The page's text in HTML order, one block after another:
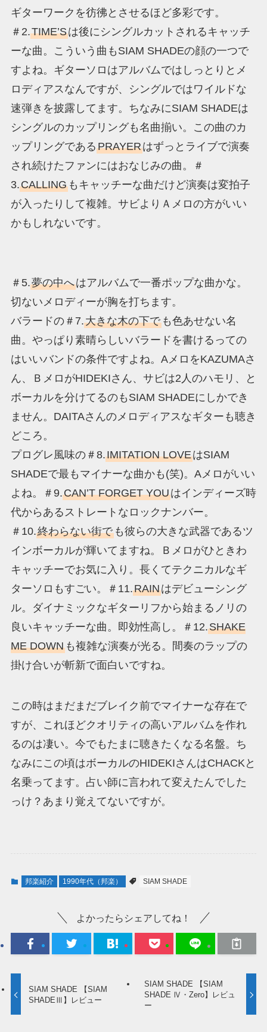
ギターワークを彷彿とさせるほど多彩です。
＃2.TIME’Sは後にシングルカットされるキャッチ
ーな曲。こういう曲もSIAM SHADEの顔の一つで
すよね。ギターソロはアルバムではしっとりとメ
ロディアスなんですが、シングルではワイルドな
速弾きを披露してます。ちなみにSIAM SHADEは
シングルのカップリングも名曲揃い。この曲のカ
ップリングであるPRAYERはずっとライブで演奏
され続けたファンにはおなじみの曲。＃
3.CALLINGもキャッチーな曲だけど演奏は変拍子
が入ったりして複雑。サビよりＡメロの方がいい
かもしれないです。
＃5.夢の中へはアルバムで一番ポップな曲かな。
切ないメロディーが胸を打ちます。
バラードの＃7.大きな木の下でも色あせない名
曲。やっぱり素晴らしいバラードを書けるっての
はいいバンドの条件ですよね。AメロをKAZUMAさ
ん、ＢメロがHIDEKIさん、サビは2人のハモリ、と
ボーカルを分けてるのもSIAM SHADEにしかでき
ません。DAITAさんのメロディアスなギターも聴き
どころ。
プログレ風味の＃8.IMITATION LOVEはSIAM
SHADEで最もマイナーな曲かも(笑)。Aメロがいい
よね。＃9.CAN’T FORGET YOUはインディーズ時
代からあるストレートなロックナンバー。
＃10.終わらない街でも彼らの大きな武器であるツ
インボーカルが輝いてますね。Ｂメロがひときわ
キャッチーでお気に入り。長くてテクニカルなギ
ターソロもすごい。＃11.RAINはデビューシング
ル。ダイナミックなギターリフから始まるノリの
良いキャッチーな曲。即効性高し。＃12.SHAKE
ME DOWNも複雑な演奏が光る。間奏のラップの
掛け合いが斬新で面白いですね。
この時はまだまだブレイク前でマイナーな存在で
すが、これほどクオリティの高いアルバムを作れ
るのは凄い。今でもたまに聴きたくなる名盤。ち
なみにこの頃はボーカルのHIDEKIさんはCHACKと
名乗ってます。占い師に言われて変えたんでした
っけ？あまり覚えてないですが。
邦楽紹介 1990年代（邦楽） SIAM SHADE
よかったらシェアしてね！
SIAM SHADE 【SIAM
SHADEⅢ】レビュー
SIAM SHADE 【SIAM
SHADE Ⅳ・Zero】レビュ
ー